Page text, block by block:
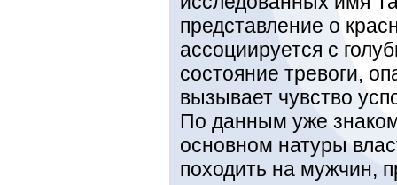
представление о
ассоциируется с
состояние тревоги,
вызывает чувство
По данным уже
основном натуры
походить на мужчин,